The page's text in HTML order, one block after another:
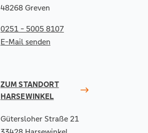
48268 Greven
0251 - 5005 8107
E-Mail senden
ZUM STANDORT
HARSEWINKEL
Gütersloher Straße 21